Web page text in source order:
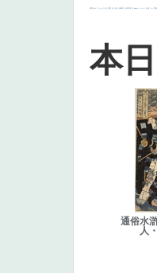
画質 last ヴィーナス 剣 白人少女 食事中 山本芳翠 麦 alciato ハーレム 女神 ローマ教皇
本
通俗水
人